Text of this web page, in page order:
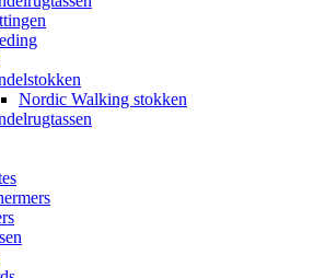
Nordic Walking stokken